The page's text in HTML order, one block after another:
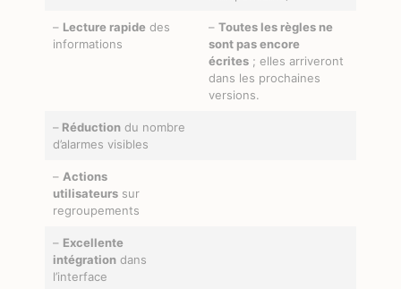
– Lecture rapide des
informations
– Toutes les règles ne
sont pas encore
écrites ; elles arriveront
dans les prochaines
versions.
– Réduction du nombre
d’alarmes visibles
– Actions
utilisateurs sur
regroupements
– Excellente
intégration dans
l’interface